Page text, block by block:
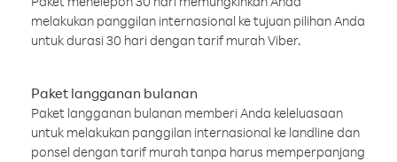
melakukan panggilan internasional ke tujuan pilihan Anda
untuk durasi 30 hari dengan tarif murah Viber.
Paket langganan bulanan
Paket langganan bulanan memberi Anda keleluasaan
untuk melakukan panggilan internasional ke landline dan
ponsel dengan tarif murah tanpa harus memperpanjang